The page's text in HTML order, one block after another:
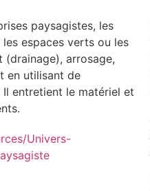
paysagistes, les
espaces verts ou les
(drainage), arrosage,
en utilisant de
entretient le matériel et
Univers-